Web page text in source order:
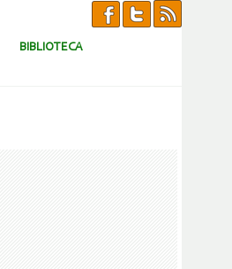
BIBLIOTECA